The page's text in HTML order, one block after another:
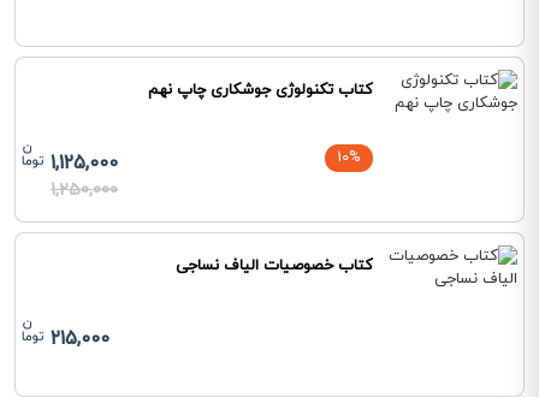
کتاب تکنولوژی جوشکاری چاپ نهم
10%
1,125,000
1,250,000
کتاب خصوصیات الیاف نساجی
215,000